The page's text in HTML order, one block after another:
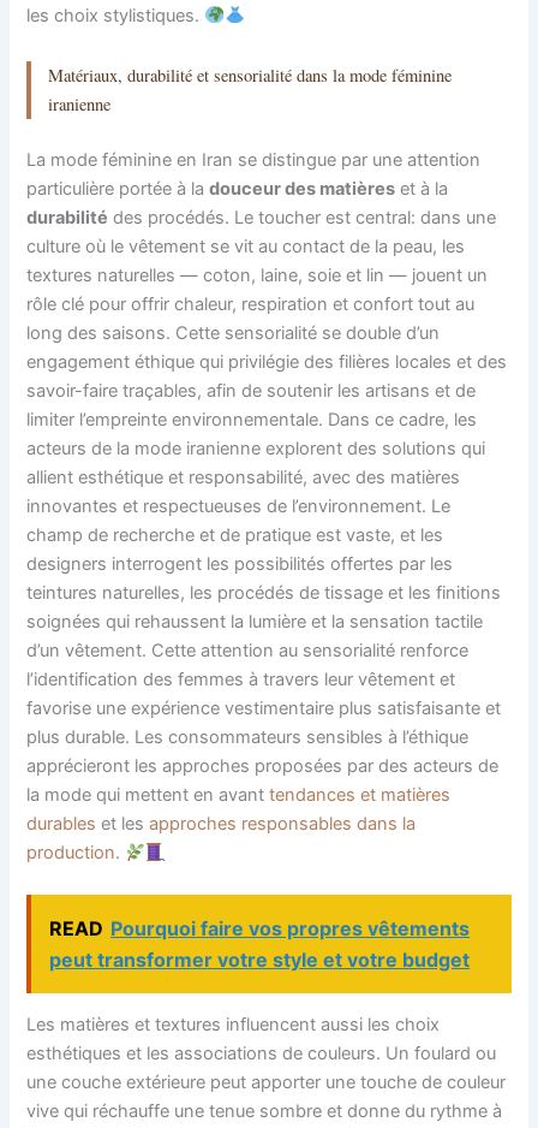
les choix stylistiques.
Matériaux, durabilité et sensorialité dans la mode féminine
iranienne
La mode féminine en Iran se distingue par une attention
particulière portée à ladouceur des matières et à la
durabilité des procédés. Le toucher est central: dans une
culture où le vêtement se vit au contact de la peau, les
textures naturelles — coton, laine, soie et lin — jouent un
rôle clé pour offrir chaleur, respiration et confort tout au
long des saisons. Cette sensorialité se double d’un
engagement éthique qui privilégie des filières locales et des
savoir-faire traçables, afin de soutenir les artisans et de
limiter l’empreinte environnementale. Dans ce cadre, les
acteurs de la mode iranienne explorent des solutions qui
allient esthétique et responsabilité, avec des matières
innovantes et respectueuses de l’environnement. Le
champ de recherche et de pratique est vaste, et les
designers interrogent les possibilités offertes par les
teintures naturelles, les procédés de tissage et les finitions
soignées qui rehaussent la lumière et la sensation tactile
d’un vêtement. Cette attention au sensorialité renforce
l’identification des femmes à travers leur vêtement et
favorise une expérience vestimentaire plus satisfaisante et
plus durable. Les consommateurs sensibles à l’éthique
apprécieront les approches proposées par des acteurs de
la mode qui mettent en avanttendances et matières
durables et lesapproches responsables dans la
production.
READ Pourquoi faire vos propres vêtements
peut transformer votre style et votre budget
Les matières et textures influencent aussi les choix
esthétiques et les associations de couleurs. Un foulard ou
une couche extérieure peut apporter une touche de couleur
vive qui réchauffe une tenue sombre et donne du rythme à